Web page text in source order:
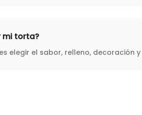
mi torta?
elegir el sabor, relleno,